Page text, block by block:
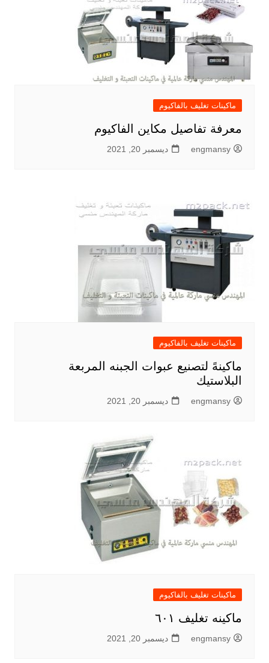
ماكينات تغليف بالفاكيوم
معرفة تفاصيل مكاين الفاكيوم
engmansy ديسمبر 20, 2021
ماكينات تغليف بالفاكيوم
ماكينهً لتصنيع عبوات الجبنه المربعة
البلاستيك
engmansy ديسمبر 20, 2021
ماكينات تغليف بالفاكيوم
ماكينه تغليف ٦٠١
engmansy ديسمبر 20, 2021